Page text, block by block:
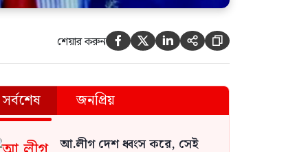
শেয়ার করুন     
সর্বশেষ জনপ্রিয়
আ.লীগ দেশ ধ্বংস করে, সেই